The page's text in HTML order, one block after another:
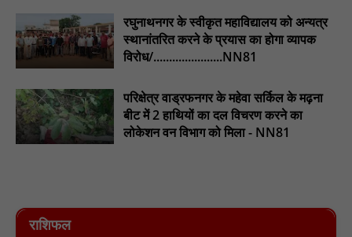
रघुनाथनगर के स्वीकृत महाविद्यालय को अन्यत्र
स्थानांतरित करने के प्रयास का होगा व्यापक
विरोध/......................NN81
परिक्षेत्र वाड्रफनगर के महेवा सर्किल के मढ़ना
बीट में 2 हाथियों का दल विचरण करने का
लोकेशन वन विभाग को मिला - NN81
राशिफल